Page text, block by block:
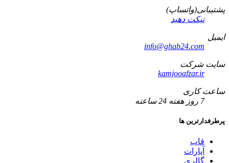
پشتیبانی(واتساپ)
تیکت دهید
ایمیل
info@ghab24.com
سایت شرکت
kamjooafzar.ir
ساعت کاری
7 روز هفته 24 ساعته
پرطرفدارترین ها
قاب
آپارات
گالری